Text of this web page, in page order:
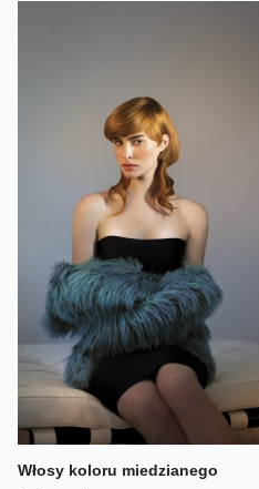
Włosy koloru miedzianego